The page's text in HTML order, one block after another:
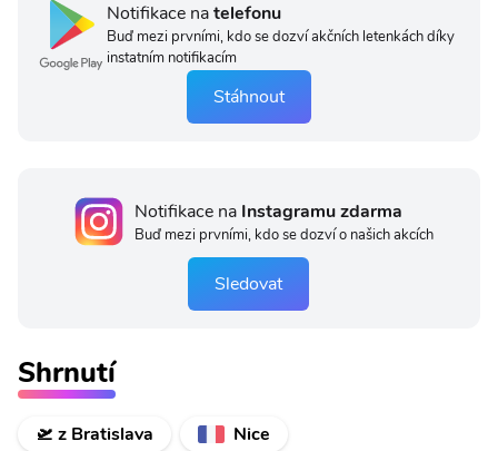
Notifikace natelefonu
Buď mezi prvními, kdo se dozví akčních letenkách díky
instatním notifikacím
Stáhnout
Notifikace na Instagramu zdarma
Buď mezi prvními, kdo se dozví o našich akcích
Sledovat
Shrnutí
🛫 z Bratislava
Nice